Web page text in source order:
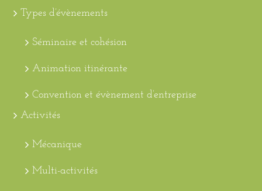
Types d’évènements
Séminaire et cohésion
Animation itinérante
Convention et évènement d’entreprise
Activités
Mécanique
Multi-activités